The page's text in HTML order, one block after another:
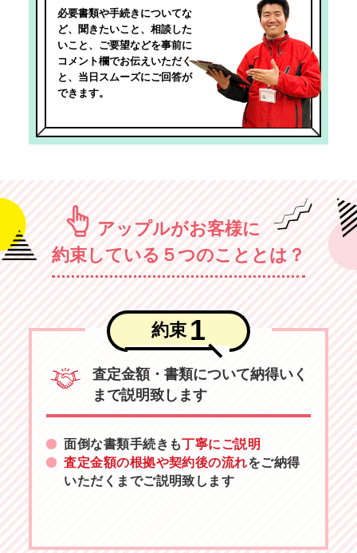
必要書類や手続きについてな
ど、聞きたいこと、相談した
いこと、ご要望などを事前に
コメント欄でお伝えいただく
と、当日スムーズにご回答が
できます。
アップルがお客様に
約束している５つのこととは？
約束 1
査定金額・書類について納得いく
まで説明致します
面倒な書類手続きも丁寧にご説明
査定金額の根拠や契約後の流れをご納得
いただくまでご説明致します